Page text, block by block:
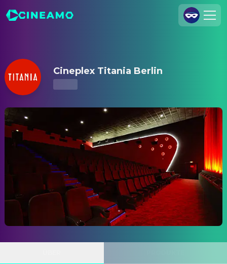
Impressum
Datenschutzerklärung
Datenschutzeinstellungen
Cineplex Titania Berlin – Kinoprogramm & Tickets
Cineplex Titania Berlin